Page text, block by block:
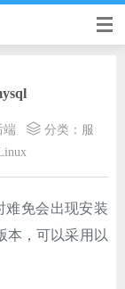
端 分类： 服
难免会出现安装
本，可以采用以